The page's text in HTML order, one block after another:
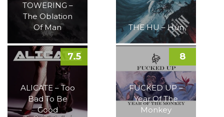
TOWERING –
The Oblation
Of Man
THE HU – Hun
ALICATE – Too
Bad To Be
Good
7.5
FUCKED UP –
Year Of The
Monkey
8